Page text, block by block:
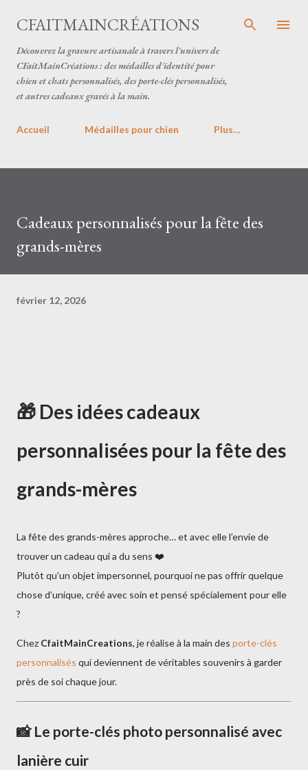
Accéder au contenu principal
CFAITMAINCRÉATIONS
Découvrez la gravure artisanale à travers l'univers de
CFaitMainCréations : des médailles d'identité pour
chien et chats personnalisés, des porte-clés personnalisés,
et autres cadeaux gravés à la main.
Accueil Médailles pour chien Plus…
Cadeaux personnalisés pour la fête des
grands-mères
février 12, 2026
🎁 Des idées cadeaux
personnalisées pour la fête des
grands-mères
La fête des grands-mères approche… et avec elle l’envie de
trouver un cadeau qui a du sens ❤️
Plutôt qu’un objet impersonnel, pourquoi ne pas offrir quelque
chose d’unique, créé avec soin et pensé spécialement pour elle
?
Chez CfaitMainCreations, je réalise à la main des porte-clés
personnalisés qui deviennent de véritables souvenirs à garder
près de soi chaque jour.
📸 Le porte-clés photo personnalisé avec
lanière cuir